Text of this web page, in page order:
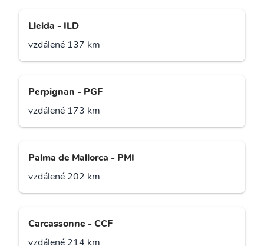
Lleida - ILD
vzdálené 137 km
Perpignan - PGF
vzdálené 173 km
Palma de Mallorca - PMI
vzdálené 202 km
Carcassonne - CCF
vzdálené 214 km